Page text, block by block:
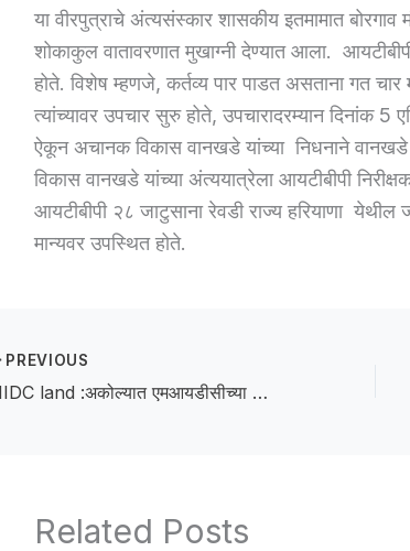
या वीरपुत्राचे अंत्यसंस्कार शासकीय इतमामात बोरगाव
शोकाकुल वातावरणात मुखाग्नी देण्यात आला.
होते. विशेष म्हणजे, कर्तव्य पार पाडत असताना गत
त्यांच्यावर उपचार सुरु होते, उपचारादरम्यान दिनांक 5
ऐकून अचानक विकास वानखडे यांच्या निधनाने
विकास वानखडे यांच्या अंत्ययात्रेला आयटीबीपी
आयटीबीपी २८ जाटुसाना रेवडी राज्य हरियाणा येथील
मान्यवर उपस्थित होते.
PREVIOUS
MIDC land :अकोल्यात एमआयडीसीच्या जागेवरून अनेकांची कोट्यावधी रुपयांची फसवणुक
Related Posts